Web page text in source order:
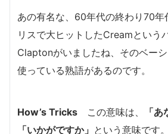
あの有名な、60年代の終わり70年
リスで大ヒットしたCreamという
Claptonがいましたね、そのベー
使っている熟語があるのです。
How’s Tricks この意味は、
「
「いかがですか」 という意味です。